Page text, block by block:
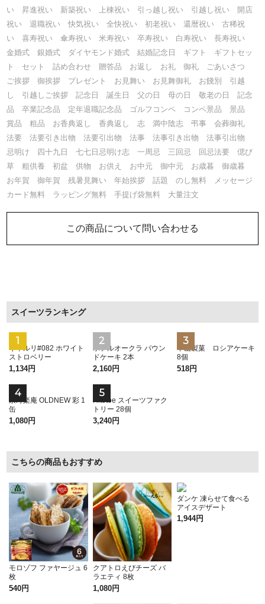
この商品について問い合わせる
い 昇進祝い 新築祝い 上棟祝い 引っ越し祝い 引越し祝い 開店
祝い 退職祝い 快気祝い 全快祝い 初老祝い 還暦祝い 古稀祝
い 喜寿祝い 傘寿祝い 米寿祝い 卒寿祝い 白寿祝い 長寿祝い
金婚式 銀婚式 ダイヤモンド婚式 結婚記念日 ギフト ギフトセッ
ト セット 詰め合わせ 贈答品 お返し お礼 御礼 ごあいさつ
ご挨拶 御挨拶 プレゼント お見舞い お見舞御礼 お餞別 引越
し 引越しご挨拶 記念日 誕生日 父の日 母の日 敬老の日 記念
品 卒業記念品 定年退職記念品 ゴルフコンペ コンペ景品 景品
賞品 粗品 お香典返し 香典返し 志 満中陰志 弔事 会葬御礼
法要 法要引き出物 法要引出物 法事 法事引き出物 法事引出物
忌明け 四十九日 七七日忌明け志 一周忌 三回忌 回忌法要 偲び
草 粗供養 初盆 供物 お供え お中元 御中元 お歳暮 御歳暮
お年賀 御年賀 残暑見舞い 年始挨拶 話題 のし無料 メッセージ
カード無料 ラッピング無料 手提げ袋無料 大量注文